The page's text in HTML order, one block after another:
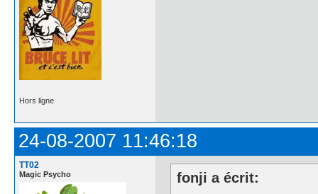
Hors ligne
24-08-2007 11:46:18
TT02
Magic Psycho
fonji a écrit: